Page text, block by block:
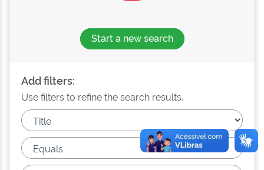
Start a new search
Add filters:
Use filters to refine the search results.